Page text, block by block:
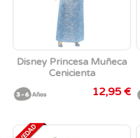
Disney Princesa Muñeca
Cenicienta
12,95 €